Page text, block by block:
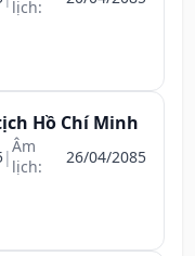
lịch:
Hồ Chí Minh
|Âm
lịch:
26/04/2085